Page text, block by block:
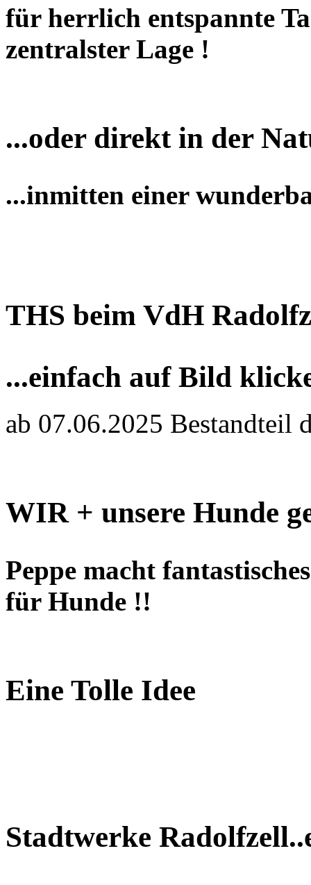
für herrlich entspannte
zentralster Lage !
...oder direkt in der
...inmitten einer
THS beim VdH
...einfach auf Bild
ab 07.06.2025 Bestandteil
WIR + unsere Hunde
Peppe macht
für Hunde !!
Eine Tolle Idee
Stadtwerke